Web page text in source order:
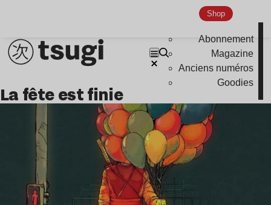
Shop
Abonnement
Magazine
Anciens numéros
Goodies
La fête est finie